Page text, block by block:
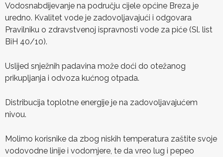
Vodosnabdijevanje na području cijele općine Breza je
uredno. Kvalitet vode je zadovoljavajući i odgovara
Pravilniku o zdravstvenoj ispravnosti vode za piće (Sl. list
BiH 40/10).
Uslijed snježnih padavina može doći do otežanog
prikupljanja i odvoza kućnog otpada.
Distribucija toplotne energije je na zadovoljavajućem
nivou.
Molimo korisnike da zbog niskih temperatura zaštite svoje
vodovodne linije i vodomjere, te da vreo lug i pepeo